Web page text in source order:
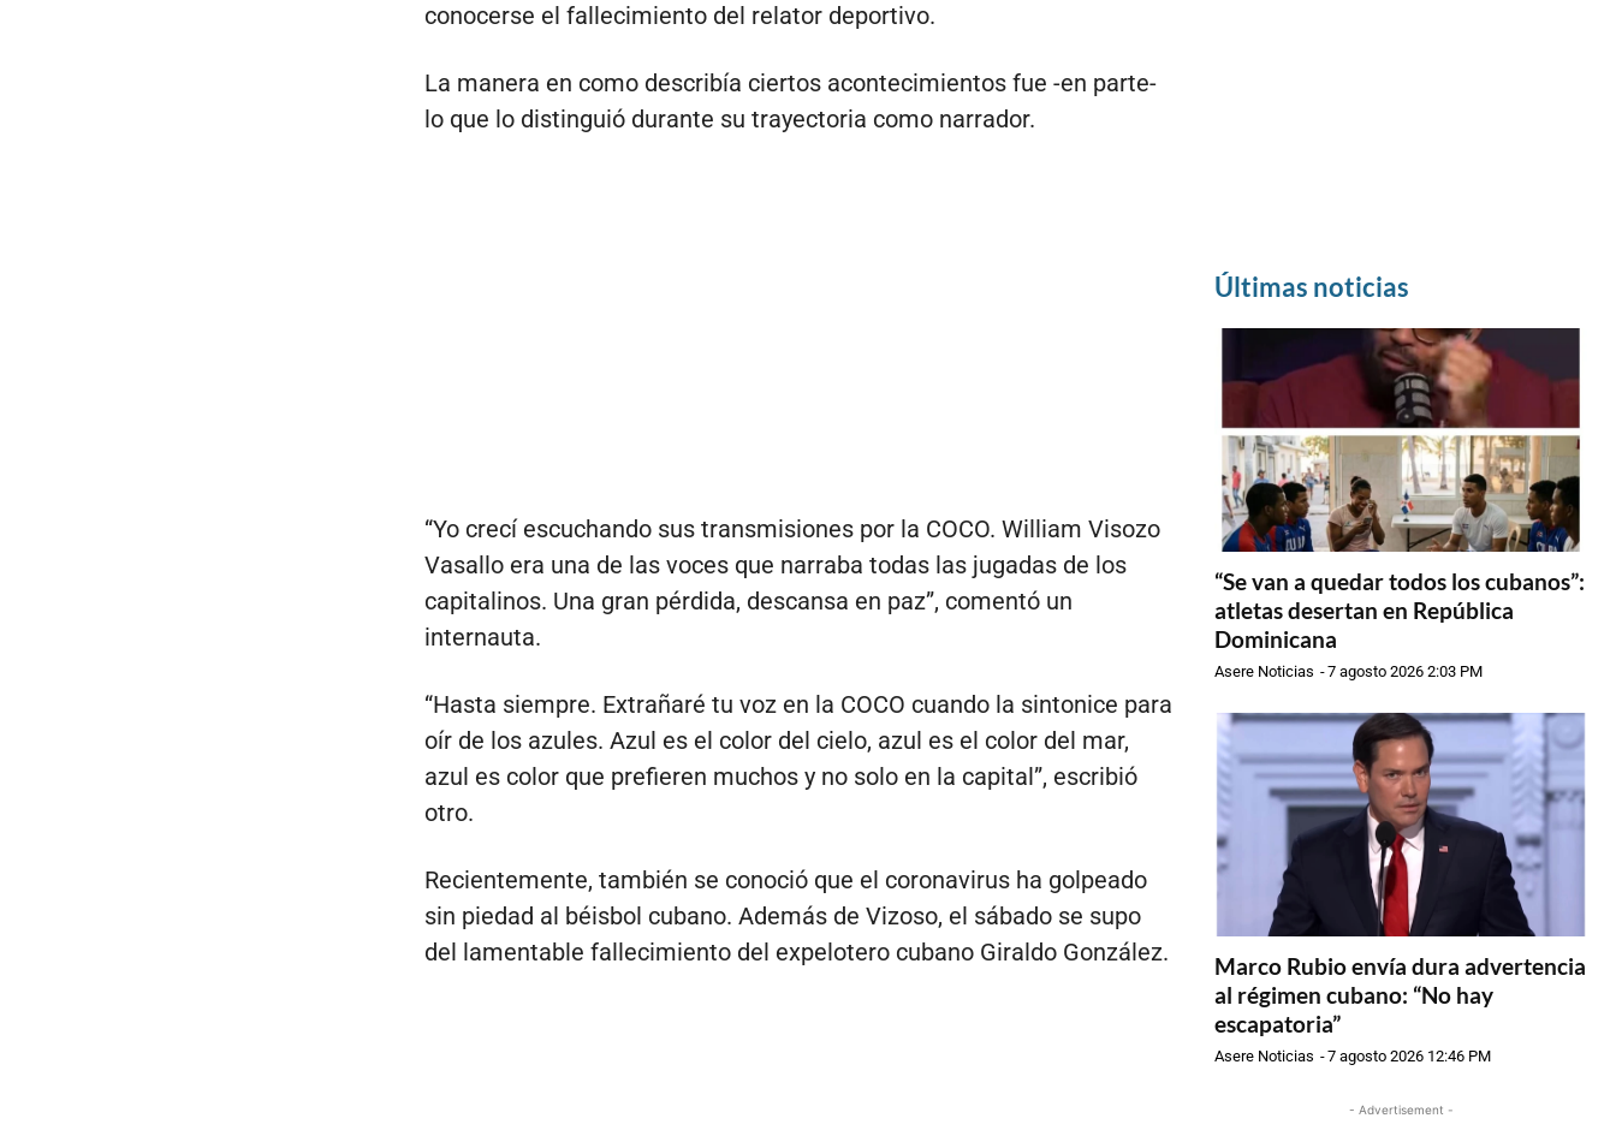
conocerse el fallecimiento del relator deportivo.
La manera en como describía ciertos acontecimientos fue -en parte-
lo que lo distinguió durante su trayectoria como narrador.
“Yo crecí escuchando sus transmisiones por la COCO. William Visozo
Vasallo era una de las voces que narraba todas las jugadas de los
capitalinos. Una gran pérdida, descansa en paz”, comentó un
internauta.
“Hasta siempre. Extrañaré tu voz en la COCO cuando la sintonice para
oír de los azules. Azul es el color del cielo, azul es el color del mar,
azul es color que prefieren muchos y no solo en la capital”, escribió
otro.
Recientemente, también se conoció que el coronavirus ha golpeado
sin piedad al béisbol cubano. Además de Vizoso, el sábado se supo
del lamentable fallecimiento del expelotero cubano Giraldo González.
Últimas noticias
“Se van a quedar todos los cubanos”:
atletas desertan en República
Dominicana
Asere Noticias -7 agosto 2026 2:03 PM
Marco Rubio envía dura advertencia
al régimen cubano: “No hay
escapatoria”
Asere Noticias -7 agosto 2026 12:46 PM
- Advertisement -